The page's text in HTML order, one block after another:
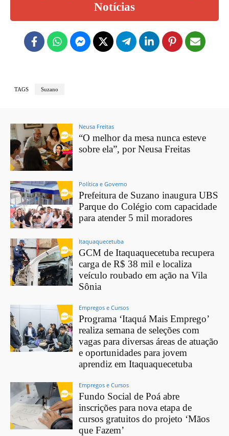
Notícias
TAGS Suzano
Neusa Freitas
“O melhor da mesa nunca esteve
sobre ela”, por Neusa Freitas
Política e Governo
Prefeitura de Suzano inaugura UBS
Parque do Colégio com capacidade
para atender 5 mil moradores
Itaquaquecetuba
GCM de Itaquaquecetuba recupera
carga de R$ 38 mil e localiza
veículo roubado em ação na Vila
Sônia
Empregos e Cursos
Programa ‘Itaquá Mais Emprego’
realiza semana de seleções com
vagas para diversas áreas de atuação
e oportunidades para jovem
aprendiz em Itaquaquecetuba
Empregos e Cursos
Fundo Social de Poá abre
inscrições para nova etapa de
cursos gratuitos do projeto ‘Mãos
que Fazem’